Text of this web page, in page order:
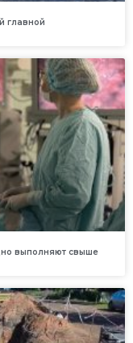
главной
выполняют свыше